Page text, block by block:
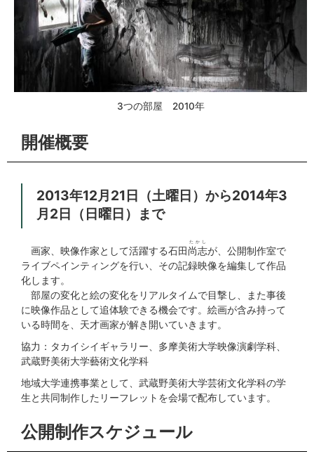
3つの部屋 2010年
開催概要
2013年12月21日（土曜日）から2014年3
月2日（日曜日）まで
画家、映像作家として活躍する石田尚志
たかし
が、公開制作室で
ライブペインティングを行い、その記録映像を編集して作品
化します。
部屋の変化と絵の変化をリアルタイムで目撃し、また事後
に映像作品として追体験できる機会です。絵画が含み持って
いる時間を、天才画家が解き開いていきます。
協力：タカイシイギャラリー、多摩美術大学映像演劇学科、
武蔵野美術大学藝術文化学科
地域大学連携事業として、武蔵野美術大学芸術文化学科の学
生と共同制作したリーフレットを会場で配布しています。
公開制作スケジュール